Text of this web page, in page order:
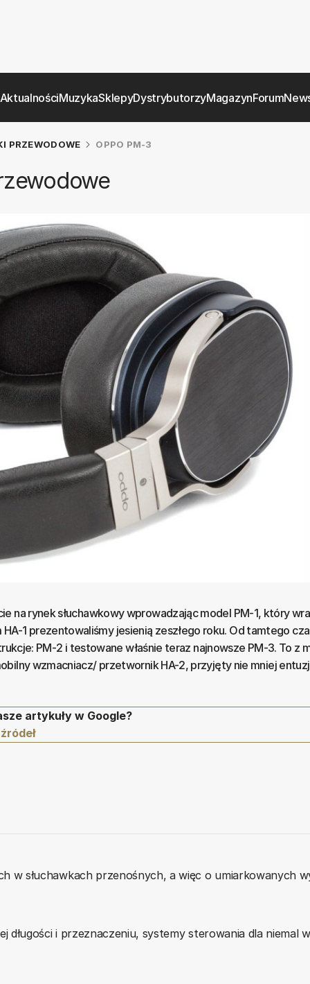
AktualnościMuzykaSklepyDystrybutorzyMagazynForum
PRZEWODOWE OPPO PM-3
na rynek słuchawkowy wprowadzając model PM-1, który
1 prezentowaliśmy jesienią zeszłego roku. Od tamtego
PM-2 i testowane właśnie teraz najnowsze PM-3. To z
wzmacniacz/ przetwornik HA-2, przyjęty nie mniej
artykuły w Google?
w słuchawkach przenośnych, a więc o umiarkowanych
i przeznaczeniu, systemy sterowania dla niemal